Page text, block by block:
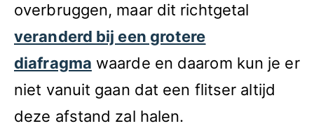
overbruggen, maar dit richtgetal
veranderd bij een grotere
diafragma waarde en daarom kun je er
niet vanuit gaan dat een flitser altijd
deze afstand zal halen.